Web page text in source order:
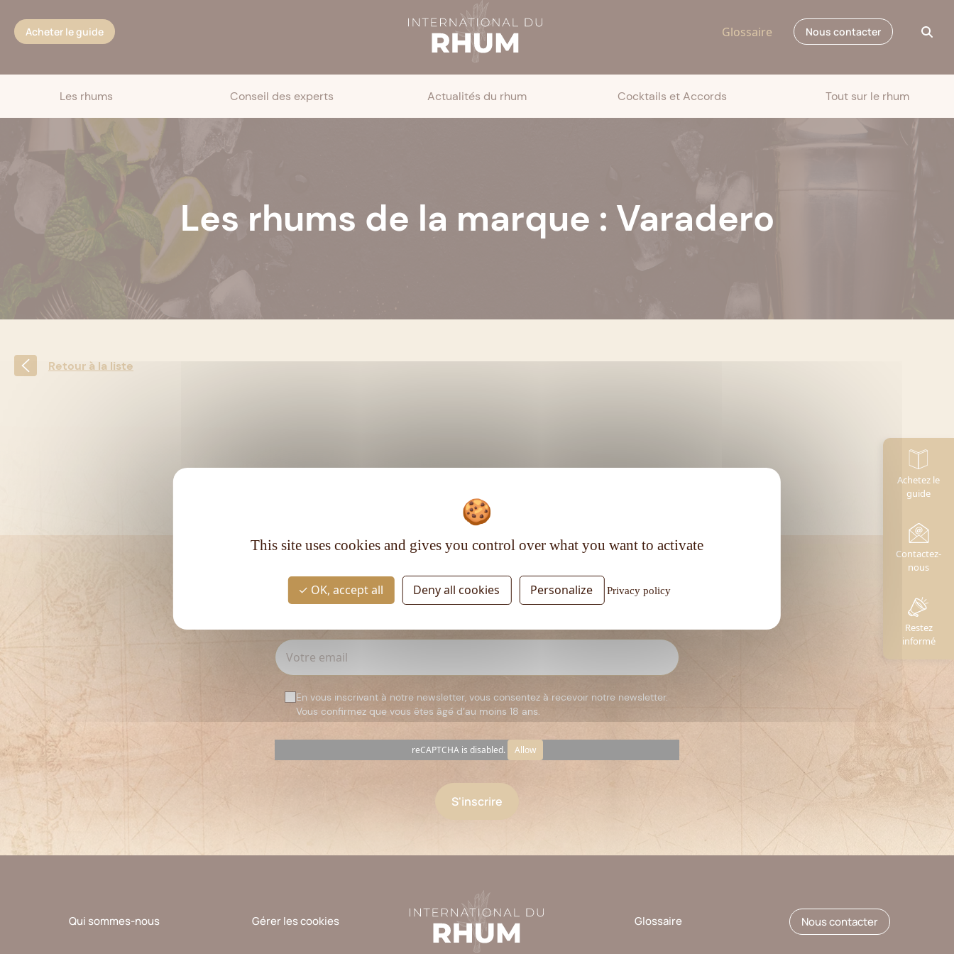
Acheter le guide Glossaire Nous contacter
Les rhums Conseil des experts Actualités du rhum Cocktails et Accords Tout sur le rhum
Les rhums de la marque : Varadero
Retour à la liste
Inscrivez-vous à la newsletter
En vous inscrivant à notre newsletter, vous consentez à recevoir notre newsletter.
Vous confirmez que vous êtes âgé d’au moins 18 ans.
reCAPTCHA is disabled. Allow
Qui sommes-nous Gérer les cookies Glossaire Nous contacter
Achetez le
guide
Contactez-
nous
Restez
informé
This site uses cookies and gives you control over what you want to activate
OK, accept all Deny all cookies Personalize Privacy policy